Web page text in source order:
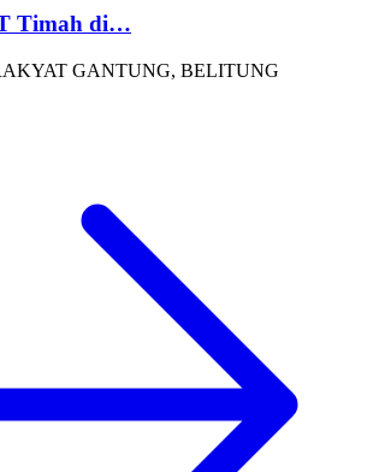
Timah di…
GANTUNG, BELITUNG